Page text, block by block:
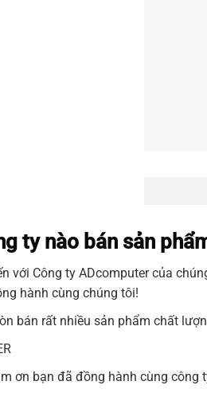
ty nào bán sản
với Công ty ADcomputercủa
hành cùng chúng tôi!
bán rất nhiều sản phẩm chất
ơn bạn đã đồng hành cùng